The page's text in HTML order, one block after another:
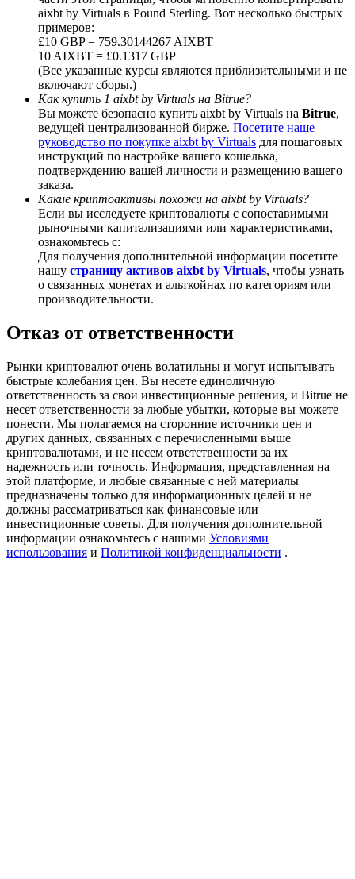
BTC Welcome Rewards
Deposit & Trade BTC to Share 25000 USDT prize pool!
Deposit CASHCAT & Win
Share 500000 CASHCAT prize pool
Exclusive for BitMart Users
Register & Trade to Win 500,000 USDT
Precious Metals Trading Carnival
Trade Gold & Silver · 33,333 USDT Bonus
USDT New User Exclusive 10% APR
USDT Flexible Staking | Daily Rewards
BTC New User Exclusive: 6.5% APR
aixbt by Virtuals в Pound Sterling. Вот несколько быстрых
примеров:
£10 GBP = 759.30144267 AIXBT
10 AIXBT = £0.1317 GBP
(Все указанные курсы являются приблизительными и не
включают сборы.)
Как купить 1 aixbt by Virtuals на Bitrue?
Вы можете безопасно купить aixbt by Virtuals на Bitrue,
ведущей централизованной бирже. Посетите наше
руководство по покупке aixbt by Virtuals для пошаговых
инструкций по настройке вашего кошелька,
подтверждению вашей личности и размещению вашего
заказа.
Какие криптоактивы похожи на aixbt by Virtuals?
Если вы исследуете криптовалюты с сопоставимыми
рыночными капитализациями или характеристиками,
ознакомьтесь с:
Для получения дополнительной информации посетите
нашу страницу активов aixbt by Virtuals, чтобы узнать
о связанных монетах и альткойнах по категориям или
производительности.
Отказ от ответственности
Рынки криптовалют очень волатильны и могут испытывать
быстрые колебания цен. Вы несете единоличную
ответственность за свои инвестиционные решения, и Bitrue не
несет ответственности за любые убытки, которые вы можете
понести. Мы полагаемся на сторонние источники цен и
других данных, связанных с перечисленными выше
криптовалютами, и не несем ответственности за их
надежность или точность. Информация, представленная на
этой платформе, и любые связанные с ней материалы
предназначены только для информационных целей и не
должны рассматриваться как финансовые или
инвестиционные советы. Для получения дополнительной
информации ознакомьтесь с нашими Условиями
использования и Политикой конфиденциальности .